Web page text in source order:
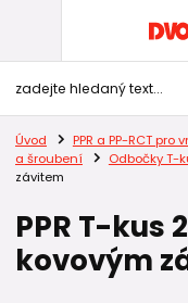
Úvod PPR a PP-RCT
a šroubení
Odbočky T-
závitem
PPR T-kus
kovovým